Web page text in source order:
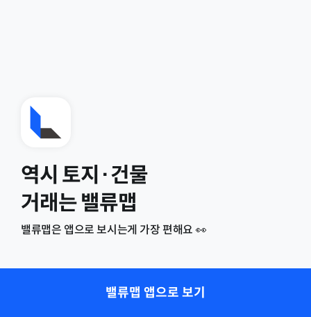
역시 토지·건물
거래는 밸류맵
밸류맵은 앱으로 보시는게 가장 편해요 👀
밸류맵 앱으로 보기